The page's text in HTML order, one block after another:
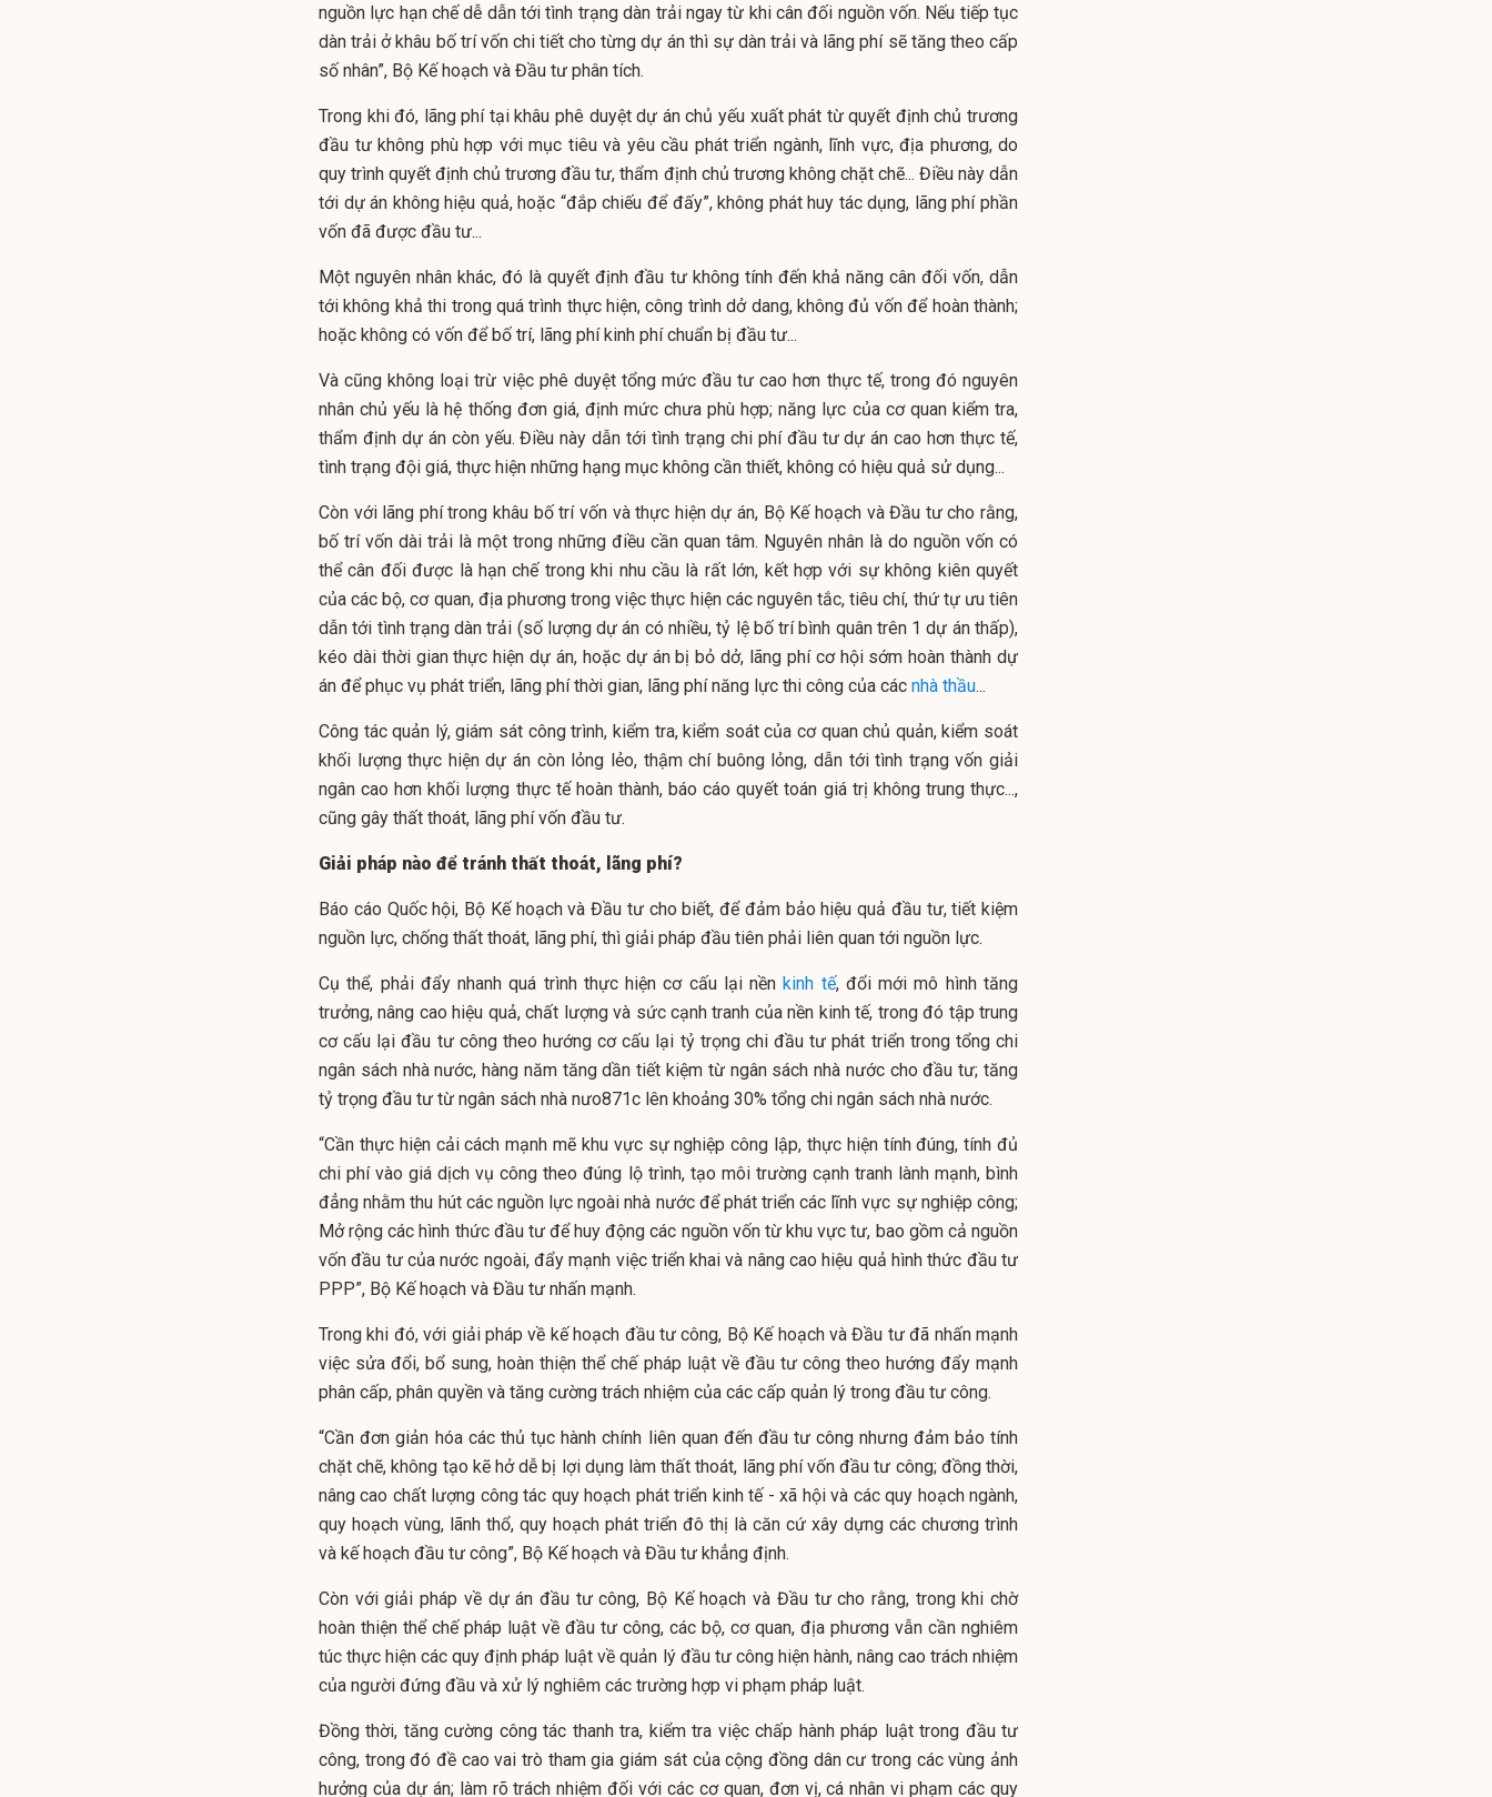
nguồn lực hạn chế dễ dẫn tới tình trạng dàn trải ngay từ khi cân đối nguồn vốn. Nếu tiếp tục
dàn trải ở khâu bố trí vốn chi tiết cho từng dự án thì sự dàn trải và lãng phí sẽ tăng theo cấp
số nhân”, Bộ Kế hoạch và Đầu tư phân tích.
Trong khi đó, lãng phí tại khâu phê duyệt dự án chủ yếu xuất phát từ quyết định chủ trương
đầu tư không phù hợp với mục tiêu và yêu cầu phát triển ngành, lĩnh vực, địa phương, do
quy trình quyết định chủ trương đầu tư, thẩm định chủ trương không chặt chẽ... Điều này dẫn
tới dự án không hiệu quả, hoặc “đắp chiếu để đấy”, không phát huy tác dụng, lãng phí phần
vốn đã được đầu tư...
Một nguyên nhân khác, đó là quyết định đầu tư không tính đến khả năng cân đối vốn, dẫn
tới không khả thi trong quá trình thực hiện, công trình dở dang, không đủ vốn để hoàn thành;
hoặc không có vốn để bố trí, lãng phí kinh phí chuẩn bị đầu tư...
Và cũng không loại trừ việc phê duyệt tổng mức đầu tư cao hơn thực tế, trong đó nguyên
nhân chủ yếu là hệ thống đơn giá, định mức chưa phù hợp; năng lực của cơ quan kiểm tra,
thẩm định dự án còn yếu. Điều này dẫn tới tình trạng chi phí đầu tư dự án cao hơn thực tế,
tình trạng đội giá, thực hiện những hạng mục không cần thiết, không có hiệu quả sử dụng...
Còn với lãng phí trong khâu bố trí vốn và thực hiện dự án, Bộ Kế hoạch và Đầu tư cho rằng,
bố trí vốn dài trải là một trong những điều cần quan tâm. Nguyên nhân là do nguồn vốn có
thể cân đối được là hạn chế trong khi nhu cầu là rất lớn, kết hợp với sự không kiên quyết
của các bộ, cơ quan, địa phương trong việc thực hiện các nguyên tắc, tiêu chí, thứ tự ưu tiên
dẫn tới tình trạng dàn trải (số lượng dự án có nhiều, tỷ lệ bố trí bình quân trên 1 dự án thấp),
kéo dài thời gian thực hiện dự án, hoặc dự án bị bỏ dở, lãng phí cơ hội sớm hoàn thành dự
án để phục vụ phát triển, lãng phí thời gian, lãng phí năng lực thi công của các nhà thầu...
Công tác quản lý, giám sát công trình, kiểm tra, kiểm soát của cơ quan chủ quản, kiểm soát
khối lượng thực hiện dự án còn lỏng lẻo, thậm chí buông lỏng, dẫn tới tình trạng vốn giải
ngân cao hơn khối lượng thực tế hoàn thành, báo cáo quyết toán giá trị không trung thực...,
cũng gây thất thoát, lãng phí vốn đầu tư.
Giải pháp nào để tránh thất thoát, lãng phí?
Báo cáo Quốc hội, Bộ Kế hoạch và Đầu tư cho biết, để đảm bảo hiệu quả đầu tư, tiết kiệm
nguồn lực, chống thất thoát, lãng phí, thì giải pháp đầu tiên phải liên quan tới nguồn lực.
Cụ thể, phải đẩy nhanh quá trình thực hiện cơ cấu lại nềnkinh tế, đổi mới mô hình tăng
trưởng, nâng cao hiệu quả, chất lượng và sức cạnh tranh của nền kinh tế, trong đó tập trung
cơ cấu lại đầu tư công theo hướng cơ cấu lại tỷ trọng chi đầu tư phát triển trong tổng chi
ngân sách nhà nước, hàng năm tăng dần tiết kiệm từ ngân sách nhà nước cho đầu tư; tăng
tỷ trọng đầu tư từ ngân sách nhà nưo871c lên khoảng 30% tổng chi ngân sách nhà nước.
“Cần thực hiện cải cách mạnh mẽ khu vực sự nghiệp công lập, thực hiện tính đúng, tính đủ
chi phí vào giá dịch vụ công theo đúng lộ trình, tạo môi trường cạnh tranh lành mạnh, bình
đẳng nhằm thu hút các nguồn lực ngoài nhà nước để phát triển các lĩnh vực sự nghiệp công;
Mở rộng các hình thức đầu tư để huy động các nguồn vốn từ khu vực tư, bao gồm cả nguồn
vốn đầu tư của nước ngoài, đẩy mạnh việc triển khai và nâng cao hiệu quả hình thức đầu tư
PPP”, Bộ Kế hoạch và Đầu tư nhấn mạnh.
Trong khi đó, với giải pháp về kế hoạch đầu tư công, Bộ Kế hoạch và Đầu tư đã nhấn mạnh
việc sửa đổi, bổ sung, hoàn thiện thể chế pháp luật về đầu tư công theo hướng đẩy mạnh
phân cấp, phân quyền và tăng cường trách nhiệm của các cấp quản lý trong đầu tư công.
“Cần đơn giản hóa các thủ tục hành chính liên quan đến đầu tư công nhưng đảm bảo tính
chặt chẽ, không tạo kẽ hở dễ bị lợi dụng làm thất thoát, lãng phí vốn đầu tư công; đồng thời,
nâng cao chất lượng công tác quy hoạch phát triển kinh tế - xã hội và các quy hoạch ngành,
quy hoạch vùng, lãnh thổ, quy hoạch phát triển đô thị là căn cứ xây dựng các chương trình
và kế hoạch đầu tư công”, Bộ Kế hoạch và Đầu tư khẳng định.
Còn với giải pháp về dự án đầu tư công, Bộ Kế hoạch và Đầu tư cho rằng, trong khi chờ
hoàn thiện thể chế pháp luật về đầu tư công, các bộ, cơ quan, địa phương vẫn cần nghiêm
túc thực hiện các quy định pháp luật về quản lý đầu tư công hiện hành, nâng cao trách nhiệm
của người đứng đầu và xử lý nghiêm các trường hợp vi phạm pháp luật.
Đồng thời, tăng cường công tác thanh tra, kiểm tra việc chấp hành pháp luật trong đầu tư
công, trong đó đề cao vai trò tham gia giám sát của cộng đồng dân cư trong các vùng ảnh
hưởng của dự án; làm rõ trách nhiệm đối với các cơ quan, đơn vị, cá nhân vi phạm các quy